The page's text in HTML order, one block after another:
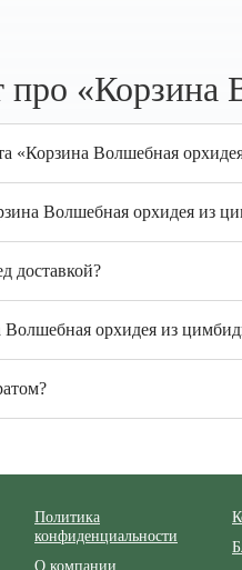
«Корзина
«Корзина Волшебная
Волшебная орхидея из
доставкой?
орхидея из
Политика
конфиденциальности
О компании